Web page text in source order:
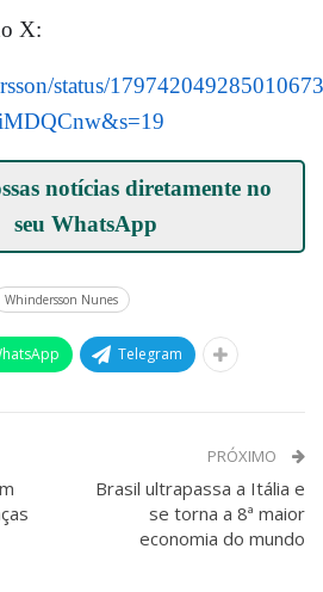
X:
status/
notícias diretamente no
seuWhatsApp
Whindersson Nunes
Telegram
PRÓXIMO
Brasil ultrapassa a Itália e
se torna a 8ª maior
economia do mundo